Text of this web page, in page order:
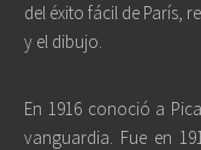
del éxito fácil de París,
y el dibujo.
En 1916 conoció a
vanguardia. Fue en